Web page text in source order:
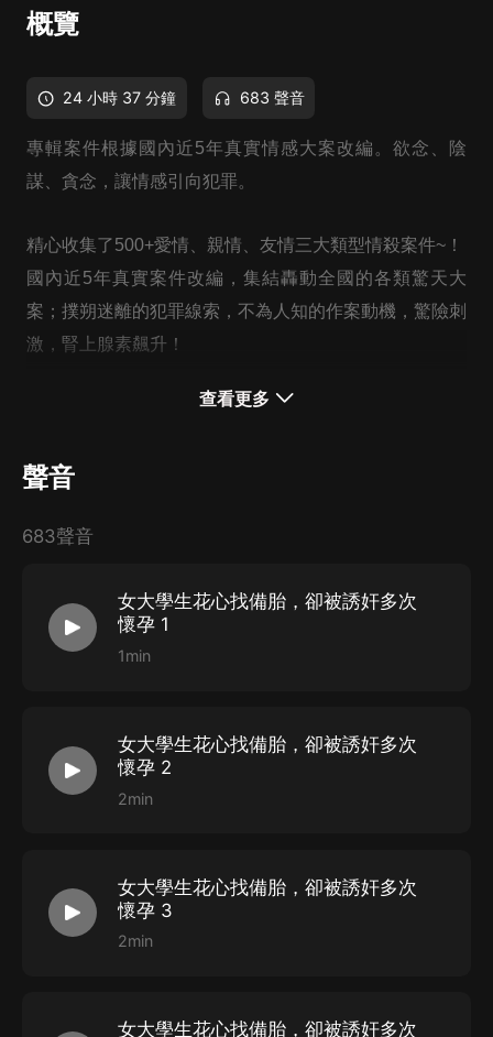
概覽
24 小時 37 分鐘 683 聲音
專輯案件根據國內近5年真實情感大案改編。 欲念、陰
謀、貪念，讓情感引向犯罪。
精心收集了500+愛情、親情、友情三大類型情殺案件~！
國內近5年真實案件改編，集結轟動全國的各類驚天大
案；撲朔迷離的犯罪線索，不為人知的作案動機，驚險刺
激，腎上腺素飆升！
透過那些鮮為人知的隱秘大案，全方位還原案情，了解人
清晰的認識，更好、更安全的生活，保護自己不受他人傷
人的欲望是無限的，有人想要財富，有人想要女人，有人
想要平靜安穩的生活，有人希望一生過得波瀾壯闊，也有
查看更多
聲音
683聲音
女大學生花心找備胎，卻被誘奸多次
懷孕 1
1min
女大學生花心找備胎，卻被誘奸多次
懷孕 2
2min
女大學生花心找備胎，卻被誘奸多次
懷孕 3
2min
女大學生花心找備胎，卻被誘奸多次